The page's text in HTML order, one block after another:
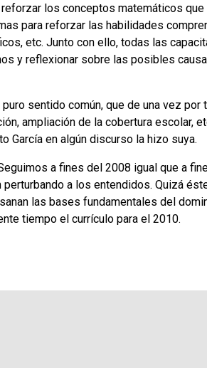
los conceptos matemáticos
para reforzar las habilidades
etc. Junto con ello, todas las
y reflexionar sobre las posibles
puro sentido común, que de una vez
ampliación de la cobertura escolar,
García en algún discurso la hizo suya.
a fines del 2008 igual que a
a los entendidos. Quizá
las bases fundamentales del
tiempo el currículo para el 2010.